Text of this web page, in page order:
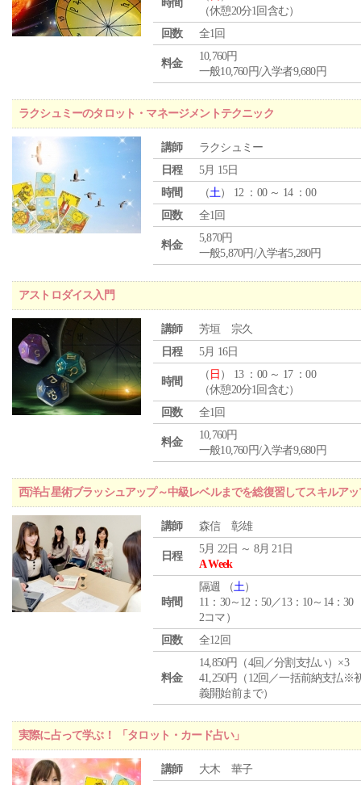
時間
（休憩20分1回含む）
回数
全1回
料金
10,760円
一般10,760円/入学者9,680円
ラクシュミーのタロット・マネージメントテクニック
講師
ラクシュミー
日程
5月 15日
時間
（土） 12 ：00 ～ 14 ：00
回数
全1回
料金
5,870円
一般5,870円/入学者5,280円
アストロダイス入門
講師
芳垣 宗久
日程
5月 16日
時間
（ 日 ） 13 ：00 ～ 17 ：00
（休憩20分1回含む）
回数
全1回
料金
10,760円
一般10,760円/入学者9,680円
西洋占星術ブラッシュアップ～中級レベルまでを総復習してスキルア
講師 森信 彰雄
日程
5月 22日 ～ 8月 21日
A Week
時間
隔週 （土）
11：30～12：50／13：10～14：30
2コマ）
回数
全12回
料金
14,850円（4回／分割支払い）×3
41,250円（12回／一括前納支払※
義開始前まで）
実際に占って学ぶ！ 「タロット・カード占い」
講師
大木 華子